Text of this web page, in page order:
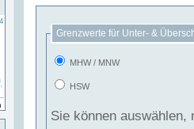
Grenzwerte für Unter- &
MHW / MNW
HSW
Sie können